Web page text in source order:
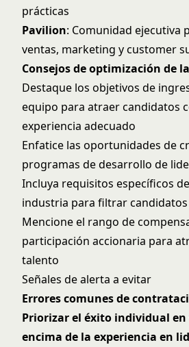
prácticas
Pavilion: Comunidad ejecutiva
ventas, marketing y customer
Consejos de optimización de
Destaque los objetivos de
equipo para atraer candidatos
experiencia adecuado
Enfatice las oportunidades de
programas de desarrollo de
Incluya requisitos específicos
industria para filtrar
Mencione el rango de
participación accionaria para
talento
Señales de alerta a evitar
Errores comunes de
Priorizar el éxito individual
encima de la experiencia en